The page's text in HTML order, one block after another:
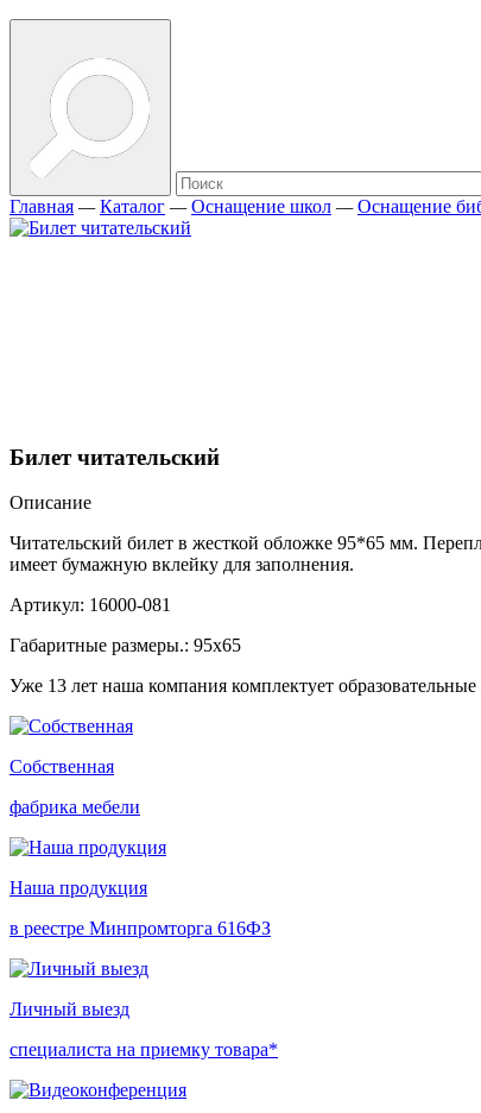
Главная —Каталог —Оснащение школ —Оснащение
Билет читательский
Описание
Читательский билет в жесткой обложке 95*65 мм.
имеет бумажную вклейку для заполнения.
Артикул: 16000-081
Габаритные размеры.: 95х65
Уже 13 лет наша компания комплектует
Собственная
фабрика мебели
Наша продукция
в реестре Минпромторга 616ФЗ
Личный выезд
специалиста на приемку товара*